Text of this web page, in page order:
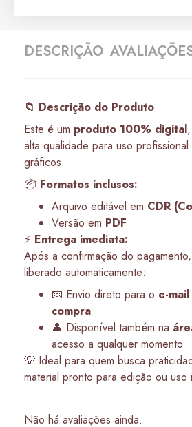
DESCRIÇÃO
📁 Descrição do Produto
Este é um produto 100% digital
alta qualidade para uso
gráficos.
📦 Formatos inclusos:
Arquivo editável em CDR
Versão em PDF
⚡ Entrega imediata:
Após a confirmação do
liberado automaticamente:
📧 Envio direto para o e-
compra
👤 Disponível também na
acesso a qualquer momento
💡 Ideal para quem busca
material pronto para edição ou uso
Não há avaliações ainda.